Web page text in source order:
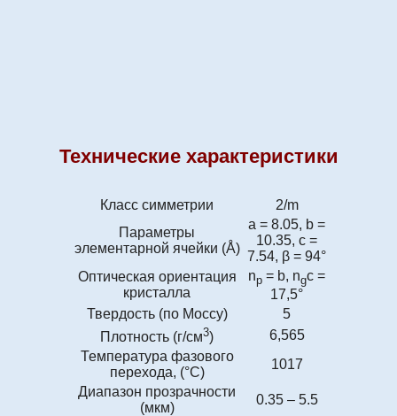
Технические характеристики
Класс симметрии
2/m
Параметры
элементарной ячейки (Å)
а = 8.05, b =
10.35, c =
7.54, β = 94°
Оптическая ориентация
кристалла
np = b, ngc =
17,5°
Твердость (по Моссу)
5
Плотность (г/см3)
6,565
Температура фазового
перехода, (°C)
1017
Диапазон прозрачности
(мкм)
0.35 – 5.5